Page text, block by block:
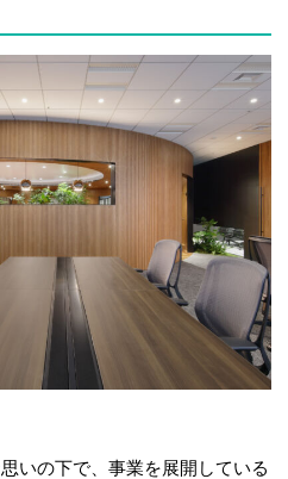
いの下で、事業を展開している